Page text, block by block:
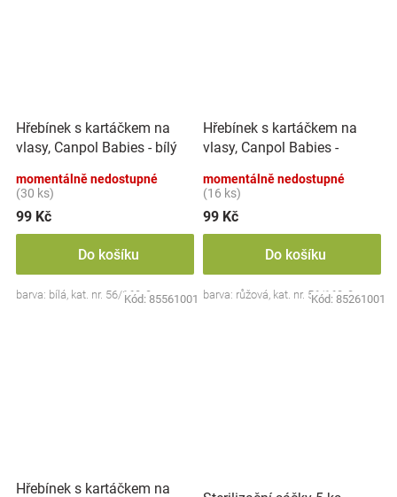
Hřebínek s kartáčkem na
vlasy, Canpol Babies - bílý
momentálně nedostupné
(30 ks)
99 Kč
Do košíku
barva: bílá, kat. nr. 56/160, 0m+
Kód: 85561001
Hřebínek s kartáčkem na
vlasy, Canpol Babies -
momentálně nedostupné
(16 ks)
99 Kč
Do košíku
barva: růžová, kat. nr. 56/160, 0m+
Kód: 85261001
Hřebínek s kartáčkem na